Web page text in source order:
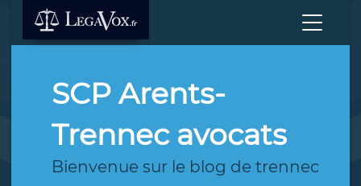
SCP Arents-
Trennec avocats
Bienvenue sur le blog de trennec